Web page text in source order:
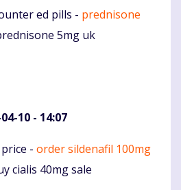
ed pills - prednisone
5mg uk
10 - 14:07
- order sildenafil 100mg
cialis 40mg sale